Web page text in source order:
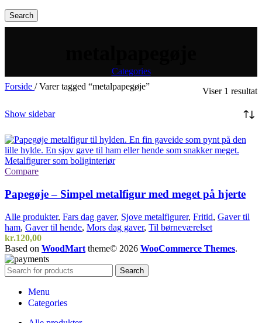
Search
Categories
Forside / Varer tagged “metalpapegøje” Viser 1 resultat
Show sidebar
Compare
Papegøje – Simpel metalfigur med meget på hjerte
Alle produkter, Fars dag gaver, Sjove metalfigurer, Fritid, Gaver til
ham, Gaver til hende, Mors dag gaver, Til børneværelset
kr.120,00
Based on WoodMart theme© 2026 WooCommerce Themes.
Search
Menu
Categories